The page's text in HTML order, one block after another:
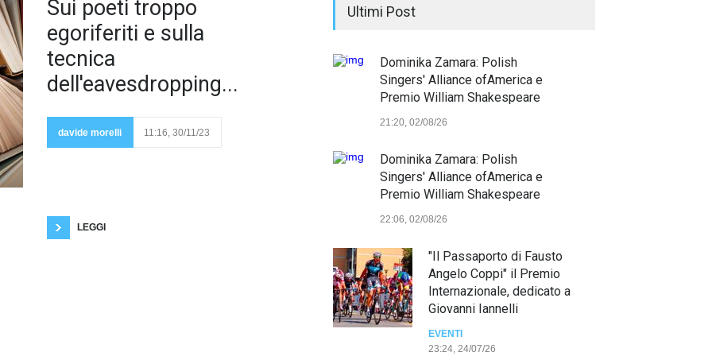
Sui poeti troppo
egoriferiti e sulla
tecnica
dell'eavesdropping...
davide morelli 11:16, 30/11/23
LEGGI
Ultimi Post
Dominika Zamara: Polish
Singers' Alliance ofAmerica e
Premio William Shakespeare
21:20, 02/08/26
Dominika Zamara: Polish
Singers' Alliance ofAmerica e
Premio William Shakespeare
22:06, 02/08/26
"Il Passaporto di Fausto
Angelo Coppi" il Premio
Internazionale, dedicato a
Giovanni Iannelli
EVENTI
23:24, 24/07/26